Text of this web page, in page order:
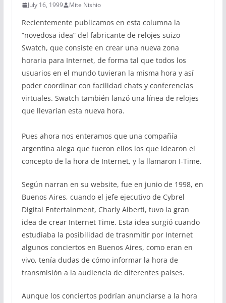
July 16, 1999 Mite Nishio
Recientemente publicamos en esta columna la
“novedosa idea” del fabricante de relojes suizo
Swatch, que consiste en crear una nueva zona
horaria para Internet, de forma tal que todos los
usuarios en el mundo tuvieran la misma hora y así
poder coordinar con facilidad chats y conferencias
virtuales. Swatch también lanzó una línea de relojes
que llevarían esta nueva hora.
Pues ahora nos enteramos que una compañía
argentina alega que fueron ellos los que idearon el
concepto de la hora de Internet, y la llamaron I-Time.
Según narran en su website, fue en junio de 1998, en
Buenos Aires, cuando el jefe ejecutivo de Cybrel
Digital Entertainment, Charly Alberti, tuvo la gran
idea de crear Internet Time. Esta idea surgió cuando
estudiaba la posibilidad de trasnmitir por Internet
algunos conciertos en Buenos Aires, como eran en
vivo, tenía dudas de cómo informar la hora de
transmisión a la audiencia de diferentes países.
Aunque los conciertos podrían anunciarse a la hora